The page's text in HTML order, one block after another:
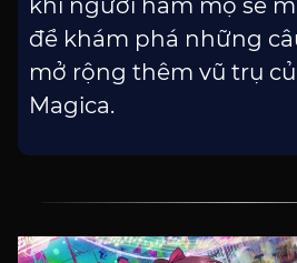
khi người hâm mộ sẽ
để khám phá những
mở rộng thêm vũ trụ
Magica.